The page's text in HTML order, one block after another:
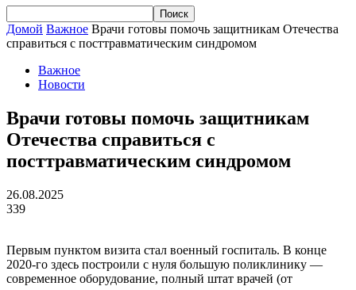
Домой Важное Врачи готовы помочь защитникам Отечества
справиться с посттравматическим синдромом
Важное
Новости
Врачи готовы помочь защитникам
Отечества справиться с
посттравматическим синдромом
26.08.2025
339
Первым пунктом визита стал военный госпиталь. В конце
2020-го здесь построили с нуля большую поликлинику —
современное оборудование, полный штат врачей (от